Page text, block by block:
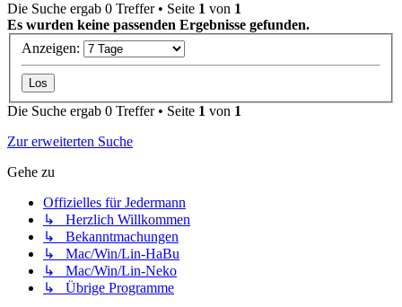
Die Suche ergab 0 Treffer • Seite 1 von 1
Es wurden keine passenden Ergebnisse gefunden.
Anzeigen:
Die Suche ergab 0 Treffer • Seite 1 von 1
Zur erweiterten Suche
Gehe zu
Offizielles für Jedermann
↳ Herzlich Willkommen
↳ Bekanntmachungen
↳ Mac/Win/Lin-HaBu
↳ Mac/Win/Lin-Neko
↳ Übrige Programme